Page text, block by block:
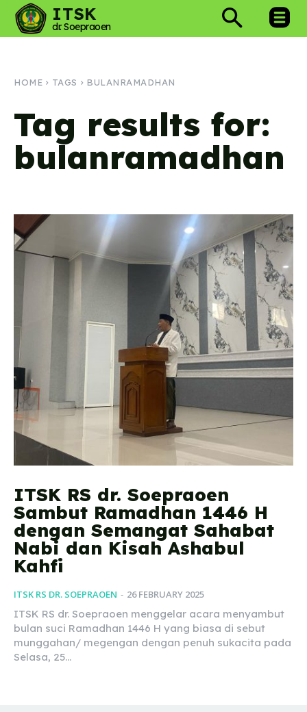
ITSK
dr. Soepraoen
HOME TAGS BULANRAMADHAN
Tag results for:
bulanramadhan
ITSK RS dr. Soepraoen
Sambut Ramadhan 1446 H
dengan Semangat Sahabat
Nabi dan Kisah Ashabul
Kahfi
ITSK RS DR. SOEPRAOEN - 26 FEBRUARY 2025
ITSK RS dr. Soepraoen menggelar acara menyambut
bulan suci Ramadhan 1446 H yang biasa di sebut
munggahan/ megengan dengan penuh sukacita pada
Selasa, 25...